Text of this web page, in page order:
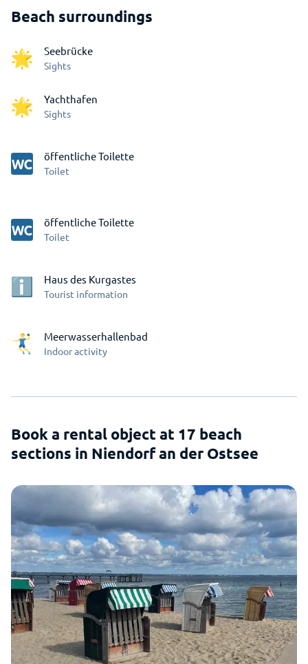
Beach surroundings
Seebrücke
Sights
Yachthafen
Sights
öffentliche Toilette
Toilet
öffentliche Toilette
Toilet
Haus des Kurgastes
Tourist information
Meerwasserhallenbad
Indoor activity
Book a rental object at 17 beach
sections in Niendorf an der Ostsee